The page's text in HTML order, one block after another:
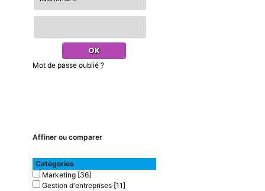
Mot de passe oublié ?
Affiner ou comparer
Catégories
Marketing [36]
Gestion d'entreprises [11]